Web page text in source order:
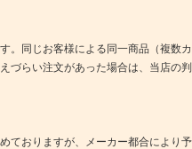
。同じお客様による同一商品（複数
づらい注文があった場合は、当店の
ておりますが、メーカー都合により